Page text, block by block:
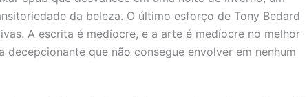
da beleza. O último esforço de Tony Bedard
A escrita é medíocre, e a arte é medíocre no melhor
decepcionante que não consegue envolver em nenhum